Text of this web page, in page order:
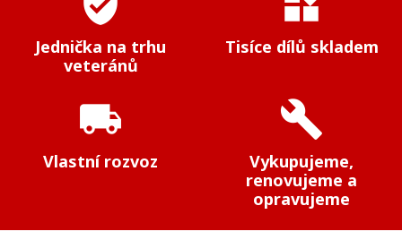
Jednička na trhu
veteránů
Tisíce dílů skladem
local_shipping
Vlastní rozvoz
build
Vykupujeme,
renovujeme a
opravujeme